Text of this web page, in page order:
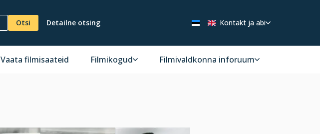
Otsi Detailne otsing Kontakt ja abi
Vaata filmisaateid Filmikogud Filmivaldkonna inforuum